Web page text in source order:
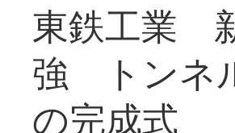
東鉄工業
強 トンネ
の完成式